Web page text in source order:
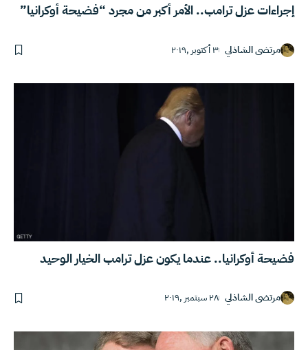
إجراءات عزل ترامب.. الأمر أكبر من مجرد “فضيحة أوكرانيا”
مرتضى الشاذلي ٣ أكتوبر ,٢٠١٩
فضيحة أوكرانيا.. عندما يكون عزل ترامب الخيار الوحيد
مرتضى الشاذلي ٢٨ سبتمبر ,٢٠١٩